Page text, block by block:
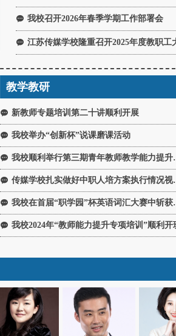
끁 新教师专题培训第二十讲顺利开展
끁 我校举办“创新杯”说课磨课活动
끁 我校顺利
끁 传媒学校扎
끁 我校在首
끁 我校2024年“教师能力提升专项培训”顺利开
教学教研
끁 我校召开2026年春季学期工作部署会
끁 江苏传媒学校隆重召开2025年度教职工